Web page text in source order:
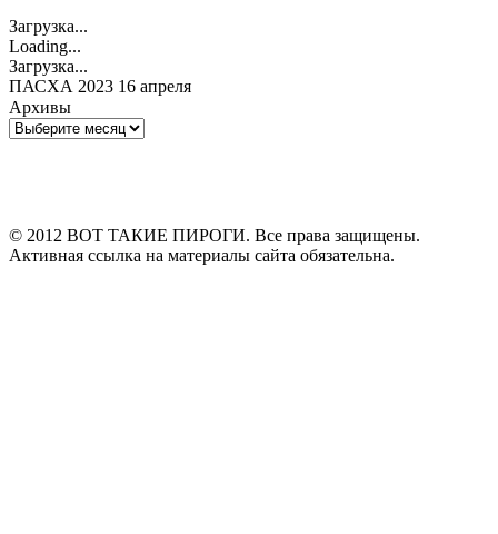
Загрузка...
Loading...
Загрузка...
ПАСХА 2023 16 апреля
Архивы
Архивы
© 2012 ВОТ ТАКИЕ ПИРОГИ. Все права защищены.
Активная ссылка на материалы сайта обязательна.